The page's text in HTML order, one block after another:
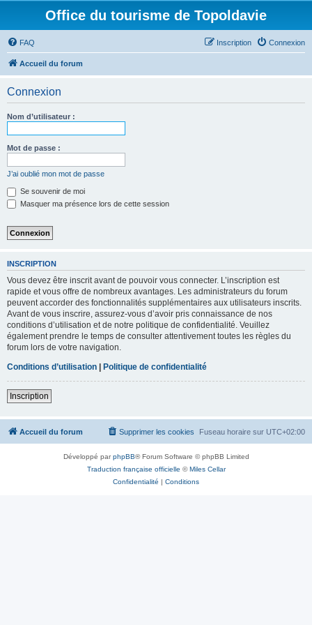
Office du tourisme de Topoldavie
FAQ Connexion
Inscription
Accueil du forum
Connexion
Nom d’utilisateur :
Mot de passe :
J’ai oublié mon mot de passe
Se souvenir de moi
Masquer ma présence lors de cette session
INSCRIPTION
Vous devez être inscrit avant de pouvoir vous connecter. L’inscription est
rapide et vous offre de nombreux avantages. Les administrateurs du forum
peuvent accorder des fonctionnalités supplémentaires aux utilisateurs inscrits.
Avant de vous inscrire, assurez-vous d’avoir pris connaissance de nos
conditions d’utilisation et de notre politique de confidentialité. Veuillez
également prendre le temps de consulter attentivement toutes les règles du
forum lors de votre navigation.
Conditions d’utilisation | Politique de confidentialité
Inscription
Accueil du forum Fuseau horaire sur UTC+02:00
Supprimer les cookies
Développé parphpBB® Forum Software © phpBB Limited
Traduction française officielle ©Miles Cellar
Confidentialité | Conditions